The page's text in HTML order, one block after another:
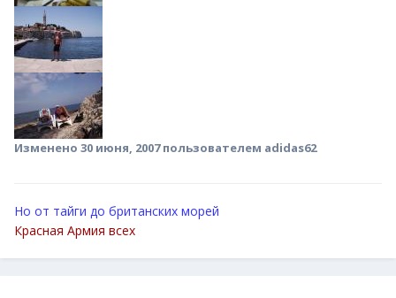
Изменено 30 июня, 2007пользователем adidas62
Но от тайги до британских морей
Красная Армия всех